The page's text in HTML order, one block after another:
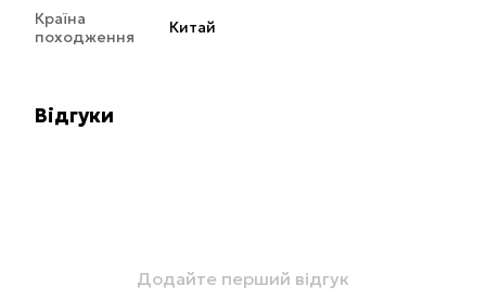
Країна
походження
Китай
Відгуки
Додайте перший відгук